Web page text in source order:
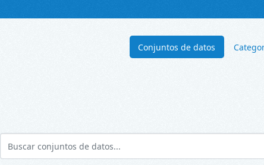
Conjuntos de datos